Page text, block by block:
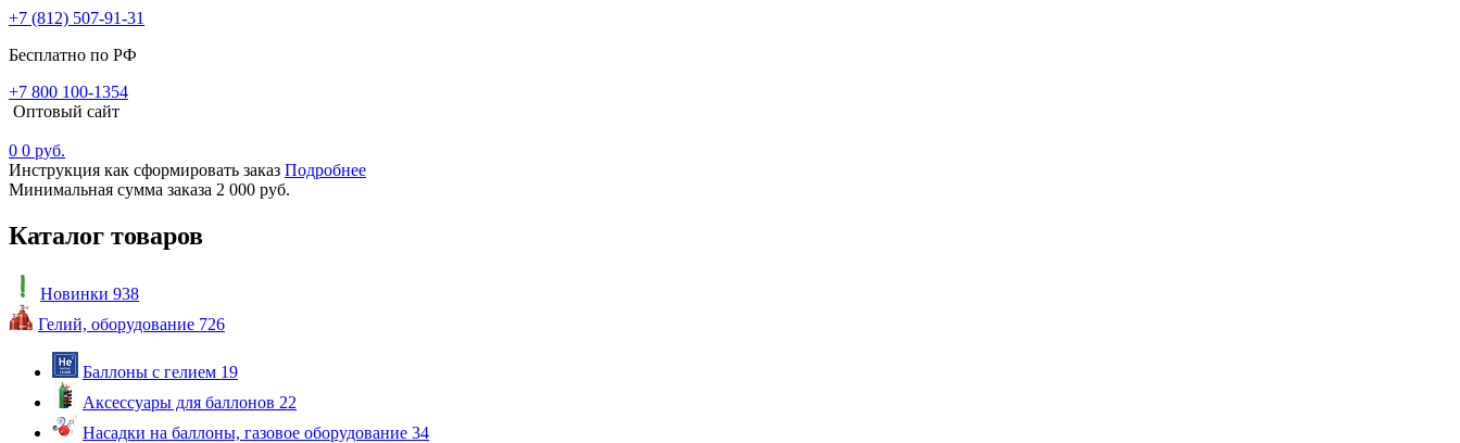
+7 (812) 507-91-31
Бесплатно по РФ
+7 800 100-1354
Оптовый сайт
0 0 руб.
Инструкция как сформировать заказ Подробнее
Минимальная сумма заказа 2 000 руб.
Каталог товаров
Новинки 938
Гелий, оборудование 726
Баллоны с гелием 19
Аксессуары для баллонов 22
Насадки на баллоны, газовое оборудование 34